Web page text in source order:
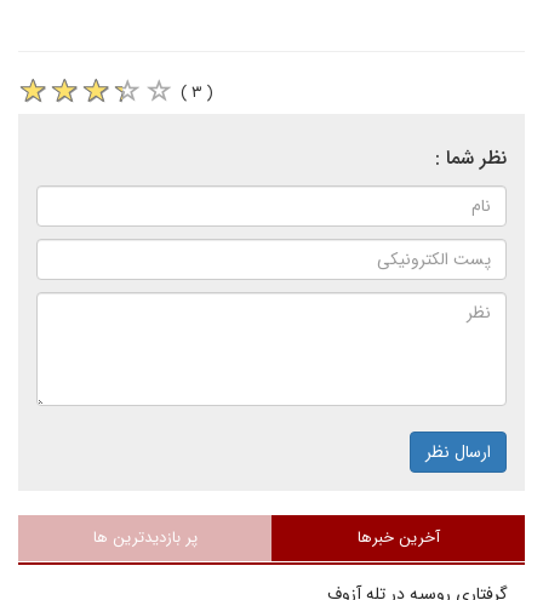
( ۳ )
نظر شما :
ارسال نظر
آخرین خبرها پر بازدیدترین ها
گرفتاری روسیه در تله آزوف